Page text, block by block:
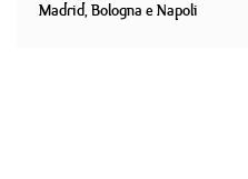
Madrid, Bologna e Napoli